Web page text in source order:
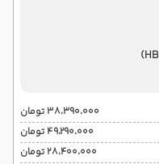
۳۸٬۳۹۰٬۰۰۰ تومان
۴۹٬۲۹۰٬۰۰۰ تومان
۲۸٬۴۰۰٬۰۰۰ تومان